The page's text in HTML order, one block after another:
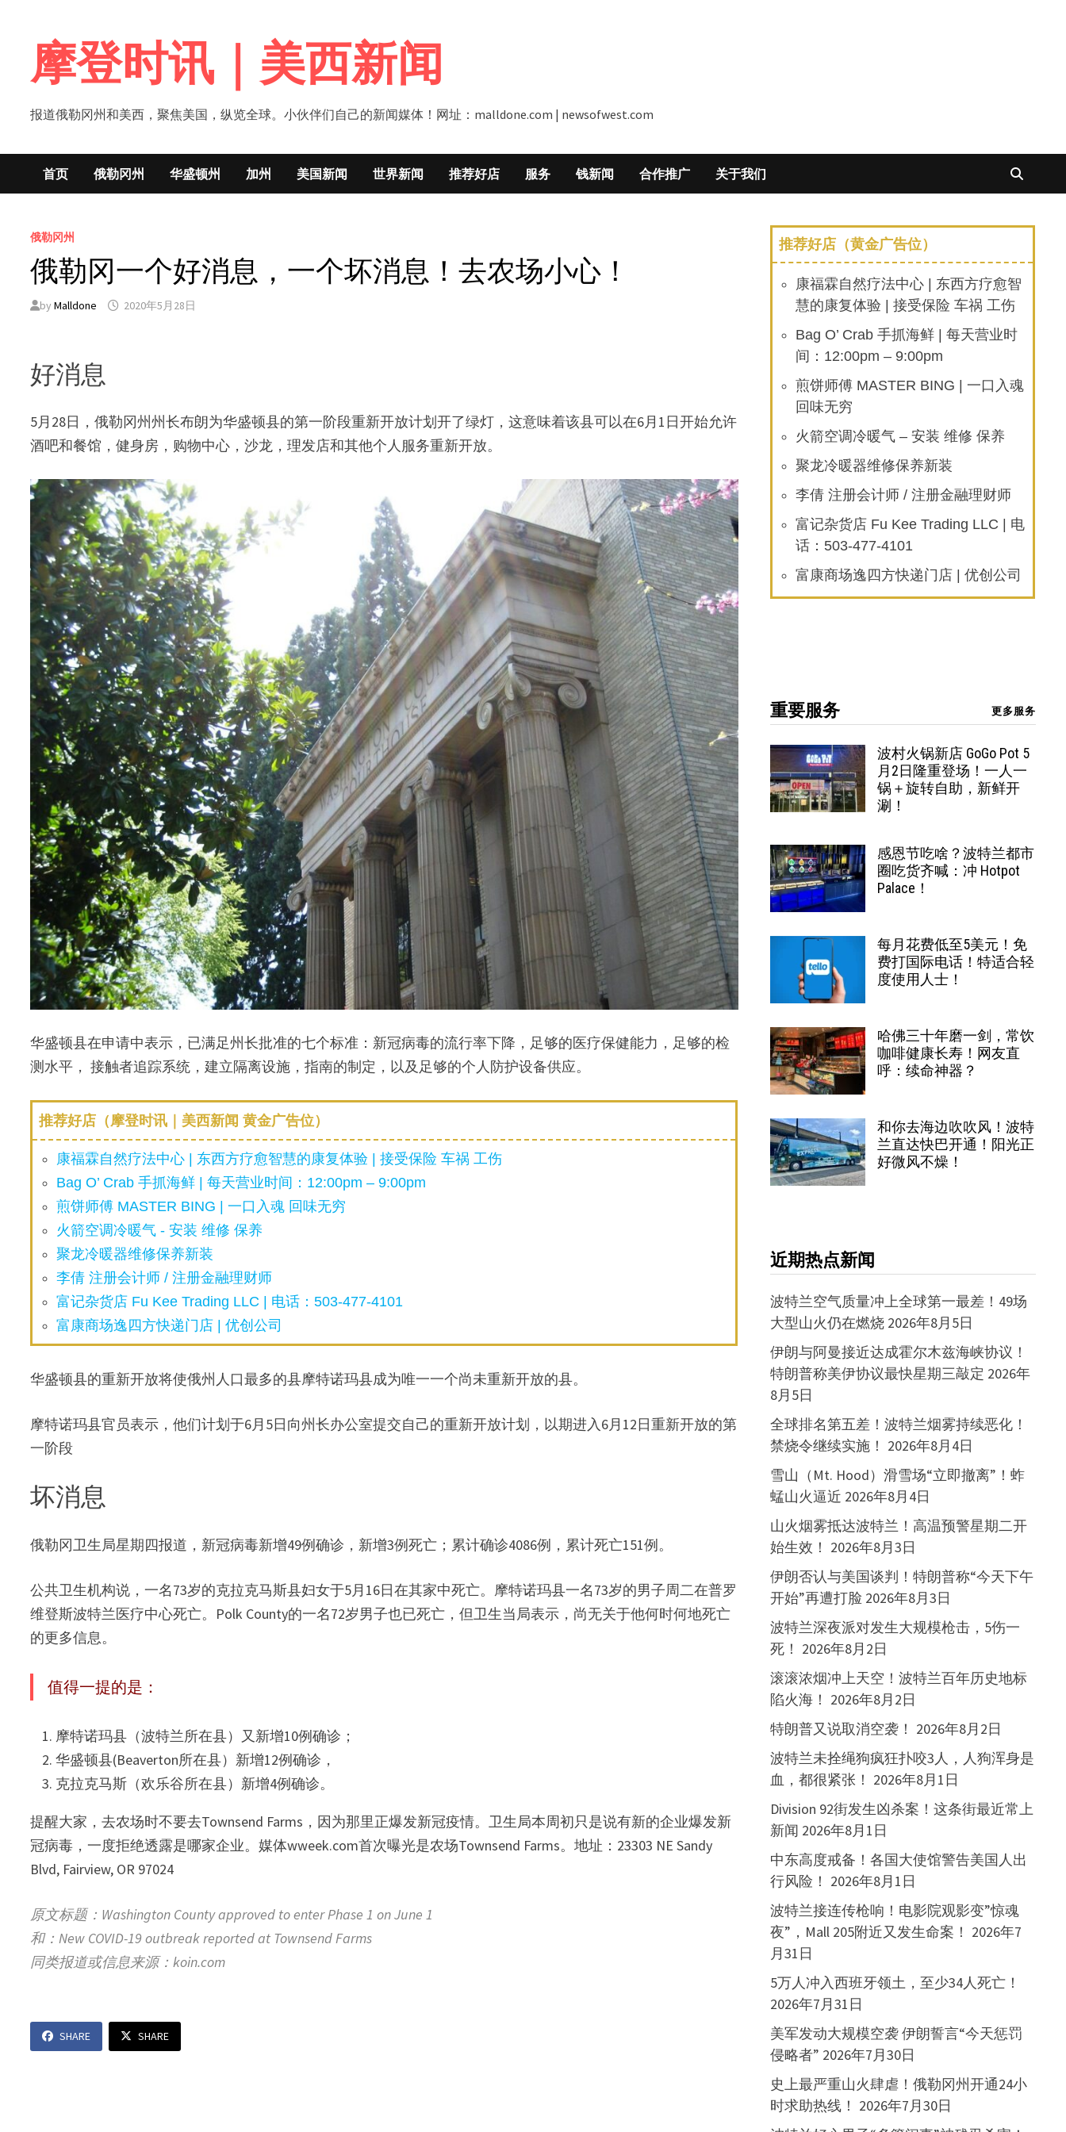
content摩登时讯｜美西新闻
报道俄勒冈州和美西，聚焦美国，纵览全球。小伙伴们自己的新闻媒体！网址：malldone.com | newsofwest.com
首页 俄勒冈州 华盛顿州 加州 美国新闻 世界新闻 推荐好店 服务 钱新闻 合作推广 关于我们
俄勒冈州
俄勒冈一个好消息，一个坏消息！去农场小心！
byMalldone 2020年5月28日
好消息
5月28日，俄勒冈州州长布朗为华盛顿县的第一阶段重新开放计划开了绿灯，这意味着该县可以在6月1日开始允许
酒吧和餐馆，健身房，购物中心，沙龙，理发店和其他个人服务重新开放。
华盛顿县在申请中表示，已满足州长批准的七个标准：新冠病毒的流行率下降，足够的医疗保健能力，足够的检
测水平， 接触者追踪系统，建立隔离设施，指南的制定，以及足够的个人防护设备供应。
推荐好店（摩登时讯｜美西新闻 黄金广告位）
康福霖自然疗法中心 | 东西方疗愈智慧的康复体验 | 接受保险 车祸 工伤
Bag O’ Crab 手抓海鲜 | 每天营业时间：12:00pm – 9:00pm
煎饼师傅 MASTER BING | 一口入魂 回味无穷
火箭空调冷暖气 - 安装 维修 保养
聚龙冷暖器维修保养新装
李倩 注册会计师 / 注册金融理财师
富记杂货店 Fu Kee Trading LLC | 电话：503-477-4101
富康商场逸四方快递门店 | 优创公司
华盛顿县的重新开放将使俄州人口最多的县摩特诺玛县成为唯一一个尚未重新开放的县。
摩特诺玛县官员表示，他们计划于6月5日向州长办公室提交自己的重新开放计划，以期进入6月12日重新开放的第
一阶段
坏消息
俄勒冈卫生局星期四报道，新冠病毒新增49例确诊，新增3例死亡；累计确诊4086例，累计死亡151例。
公共卫生机构说，一名73岁的克拉克马斯县妇女于5月16日在其家中死亡。摩特诺玛县一名73岁的男子周二在普罗
维登斯波特兰医疗中心死亡。Polk County的一名72岁男子也已死亡，但卫生当局表示，尚无关于他何时何地死亡
的更多信息。
值得一提的是：
摩特诺玛县（波特兰所在县）又新增10例确诊；
华盛顿县(Beaverton所在县）新增12例确诊，
克拉克马斯（欢乐谷所在县）新增4例确诊。
提醒大家，去农场时不要去Townsend Farms，因为那里正爆发新冠疫情。卫生局本周初只是说有新的企业爆发新
冠病毒，一度拒绝透露是哪家企业。媒体wweek.com首次曝光是农场Townsend Farms。地址：23303 NE Sandy
Blvd, Fairview, OR 97024
原文标题：Washington County approved to enter Phase 1 on June 1
和：New COVID-19 outbreak reported at Townsend Farms
同类报道或信息来源：koin.com
SHARE SHARE
推荐好店（黄金广告位）
康福霖自然疗法中心 | 东西方疗愈智
慧的康复体验 | 接受保险 车祸 工伤
Bag O’ Crab 手抓海鲜 | 每天营业时
间：12:00pm – 9:00pm
煎饼师傅 MASTER BING | 一口入魂
回味无穷
火箭空调冷暖气 – 安装 维修 保养
聚龙冷暖器维修保养新装
李倩 注册会计师 / 注册金融理财师
富记杂货店 Fu Kee Trading LLC | 电
话：503-477-4101
富康商场逸四方快递门店 | 优创公司
重要服务 更多服务
波村火锅新店 GoGo Pot 5
月2日隆重登场！一人一
锅＋旋转自助，新鲜开
涮！
感恩节吃啥？波特兰都市
圈吃货齐喊：冲 Hotpot
Palace！
每月花费低至5美元！免
费打国际电话！特适合轻
度使用人士！
哈佛三十年磨一剑，常饮
咖啡健康长寿！网友直
呼：续命神器？
和你去海边吹吹风！波特
兰直达快巴开通！阳光正
好微风不燥！
近期热点新闻
波特兰空气质量冲上全球第一最差！49场
大型山火仍在燃烧 2026年8月5日
伊朗与阿曼接近达成霍尔木兹海峡协议！
特朗普称美伊协议最快星期三敲定 2026年
8月5日
全球排名第五差！波特兰烟雾持续恶化！
禁烧令继续实施！ 2026年8月4日
雪山（Mt. Hood）滑雪场“立即撤离”！蚱
蜢山火逼近 2026年8月4日
山火烟雾抵达波特兰！高温预警星期二开
始生效！ 2026年8月3日
伊朗否认与美国谈判！特朗普称“今天下午
开始”再遭打脸 2026年8月3日
波特兰深夜派对发生大规模枪击，5伤一
死！ 2026年8月2日
滚滚浓烟冲上天空！波特兰百年历史地标
陷火海！ 2026年8月2日
特朗普又说取消空袭！ 2026年8月2日
波特兰未拴绳狗疯狂扑咬3人，人狗浑身是
血，都很紧张！ 2026年8月1日
Division 92街发生凶杀案！这条街最近常上
新闻 2026年8月1日
中东高度戒备！各国大使馆警告美国人出
行风险！ 2026年8月1日
波特兰接连传枪响！电影院观影变”惊魂
夜”，Mall 205附近又发生命案！ 2026年7
月31日
5万人冲入西班牙领土，至少34人死亡！
2026年7月31日
美军发动大规模空袭 伊朗誓言“今天惩罚
侵略者” 2026年7月30日
史上最严重山火肆虐！俄勒冈州开通24小
时求助热线！ 2026年7月30日